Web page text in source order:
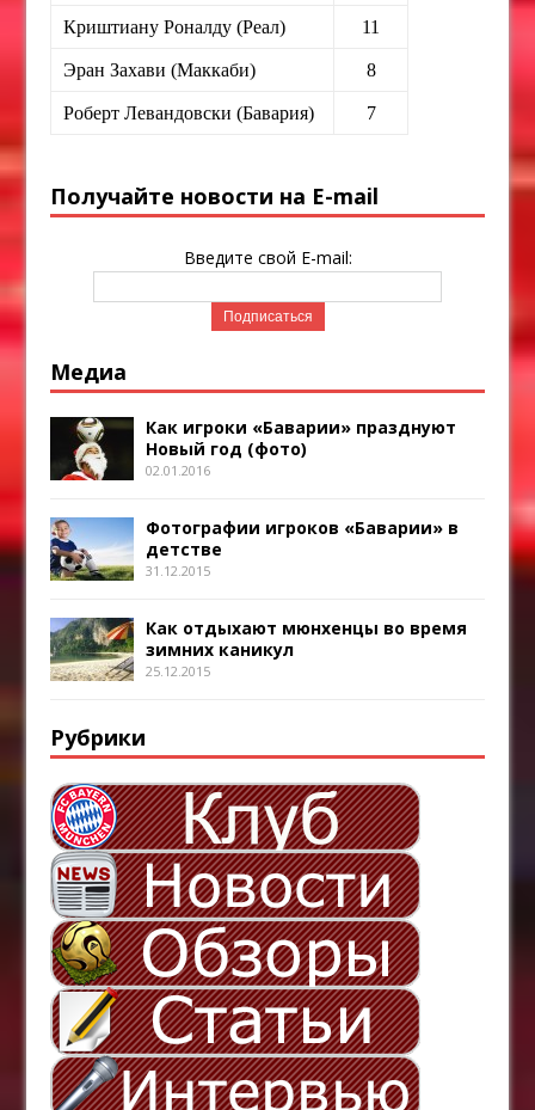
Криштиану Роналду (Реал) 11
Эран Захави (Маккаби) 8
Роберт Левандовски (Бавария) 7
Получайте новости на E-mail
Введите свой E-mail:
Медиа
Как игроки «Баварии» празднуют
Новый год (фото)
02.01.2016
Фотографии игроков «Баварии» в
детстве
31.12.2015
Как отдыхают мюнхенцы во время
зимних каникул
25.12.2015
Рубрики